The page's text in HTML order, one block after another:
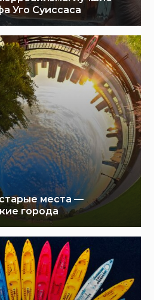
Уго Суиссаса
места —
города